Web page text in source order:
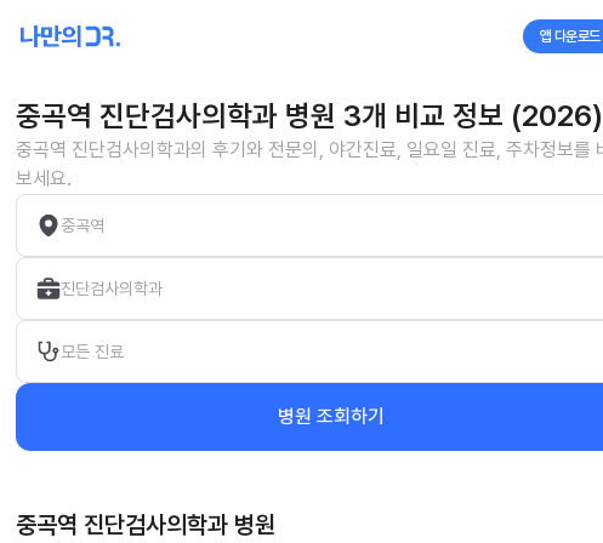
앱 다운로드
중곡역 진단검사의학과 병원 3개 비교 정보 (2026)
중곡역 진단검사의학과의 후기와 전문의, 야간진료, 일요일 진료, 주차정보를
보세요.
중곡역
진단검사의학과
모든 진료
병원 조회하기
중곡역 진단검사의학과 병원